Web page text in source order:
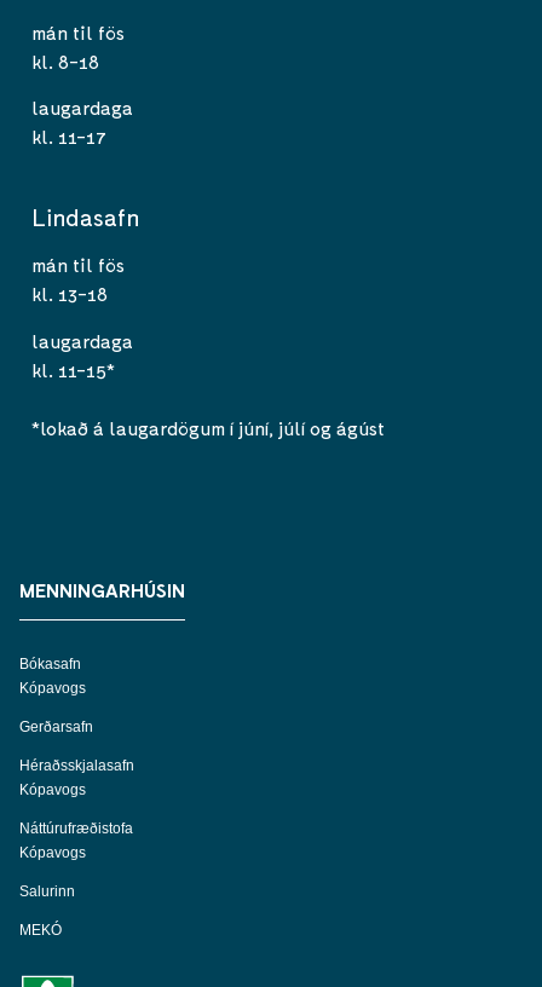
mán til fös
kl. 8-18
laugardaga
kl. 11-17
Lindasafn
mán til fös
kl. 13-18
laugardaga
kl. 11-15*
*lokað á laugardögum í júní, júlí og ágúst
MENNINGARHÚSIN
Bókasafn
Kópavogs
Gerðarsafn
Héraðsskjalasafn
Kópavogs
Náttúrufræðistofa
Kópavogs
Salurinn
MEKÓ